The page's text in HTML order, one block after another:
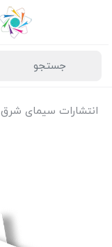
انتشارات سیمای شرق